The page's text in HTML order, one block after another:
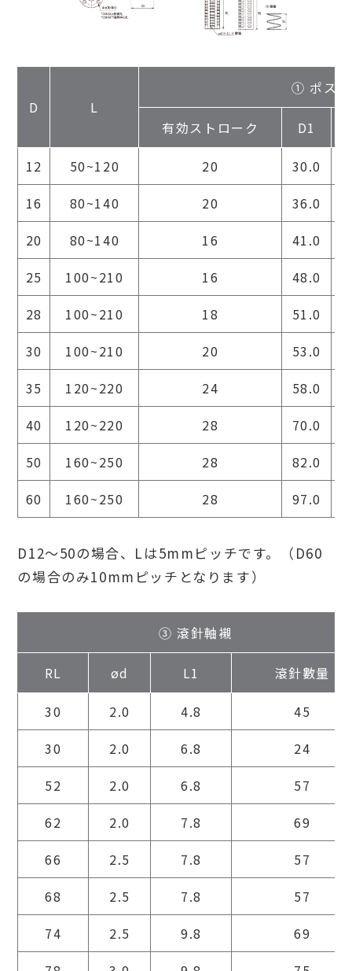
D L
① ポスト
有効ストローク D1
12 50~120 20 30.0
16
80~140 20 36.0
20
80~140 16 41.0
25
100~210 16 48.0
28
100~210 18 51.0
30
100~210 20 53.0
35
120~220 24 58.0
40
120~220 28 70.0
50
160~250 28 82.0
60
160~250 28 97.0
D12～50の場合、Lは5mmピッチです。（D60
の場合のみ10mmピッチとなります）
③ 滾針軸襯
RL ød L1 滾針數量
30 2.0 4.8
45
30
2.0 6.8
24
52
2.0 6.8
57
62
2.0 7.8
69
66
2.5 7.8
57
68
2.5 7.8
57
74
2.5 9.8
69